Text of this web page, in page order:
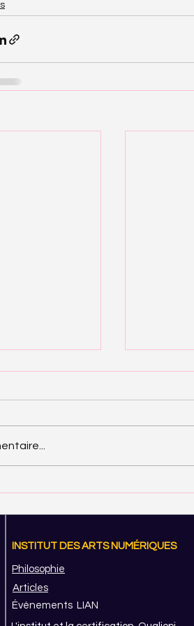
Artist Metier-
INSTITUT DES ARTS NUMÉRIQUES
Philosophie
Articles
Événements LIAN